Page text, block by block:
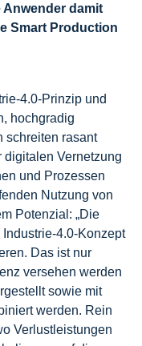
damit
Smart Production
4.0-Prinzip und
hochgradig
schreiten rasant
digitalen Vernetzung
und Prozessen
Nutzung von
Potenzial: „Die
4.0-Konzept
Das ist nur
versehen werden
sowie mit
werden. Rein
Verlustleistungen